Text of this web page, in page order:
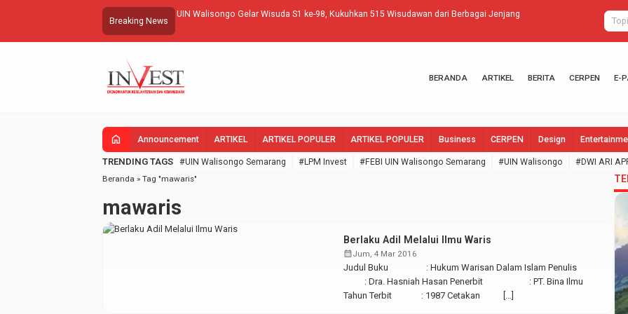
Breaking News
Sumpah Pemuda UIN Walisongo UIN Walisongo Gelar Wisuda S1 ke-98, Kukuhkan 515 Wisudawan dari Berbagai Jenjang Putri
BERANDA ARTIKEL BERITA CERPEN E-
home Announcement ARTIKEL ARTIKEL POPULER ARTIKEL POPULER Business CERPEN Design
TRENDING TAGS #UIN Walisongo Semarang #LPM Invest #FEBI UIN Walisongo Semarang #UIN Walisongo #DWI ARI
Beranda » Tag "mawaris"
mawaris
Berlaku Adil Melalui Ilmu Waris
calendar_monthJum, 4 Mar 2016
Judul Buku : Hukum Warisan Dalam Islam Penulis
: Dra. Hasniah Hasan Penerbit : PT. Bina Ilmu
Tahun Terbit : 1987 Cetakan […]